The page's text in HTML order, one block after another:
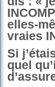
elles-
vraies
Si
quel